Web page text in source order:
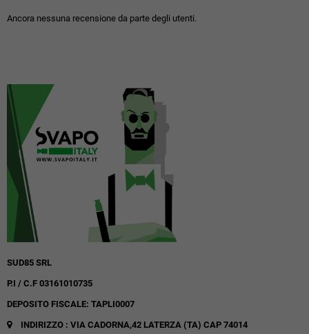
Ancora nessuna recensione da parte degli utenti.
SUD85 SRL
P.I / C.F 03161010735
DEPOSITO FISCALE: TAPLI0007
INDIRIZZO : VIA CADORNA,42 LATERZA (TA) CAP 74014